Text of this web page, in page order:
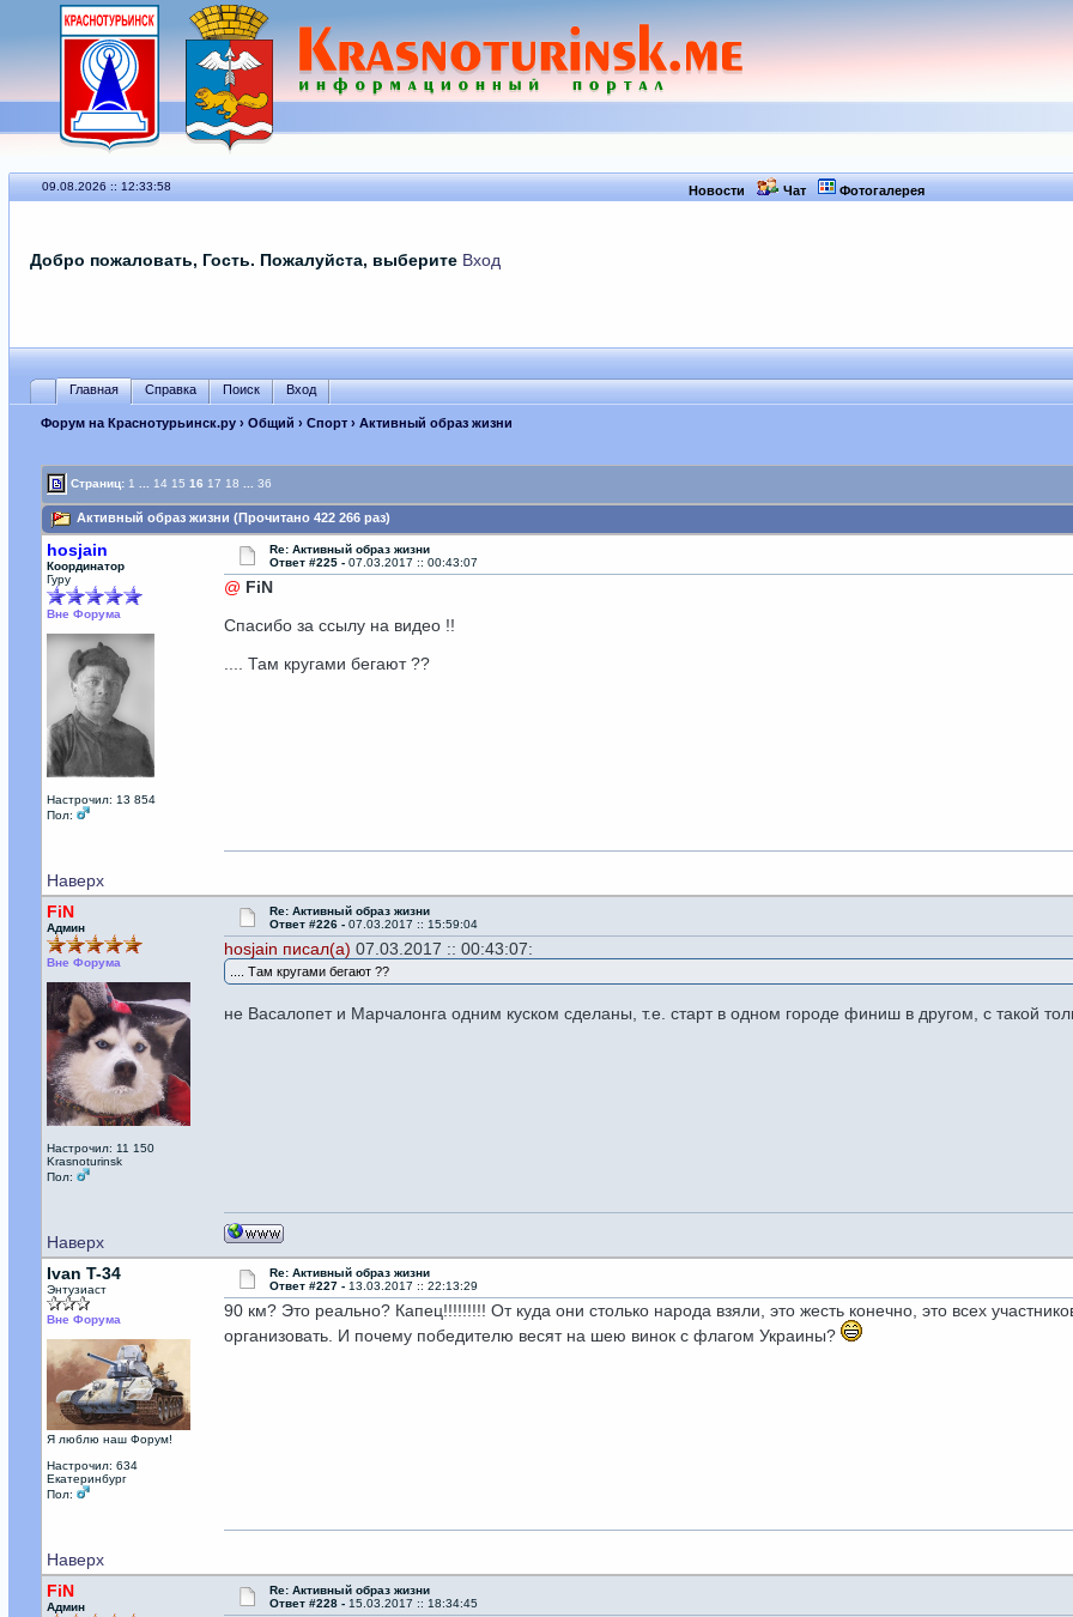
09.08.2026 :: 12:33:58 Новости Чат Фотогалерея
Добро пожаловать, Гость. Пожалуйста, выберите Вход
Главная Справка Поиск Вход
Форум на Краснотурьинск.ру› Общий › Спорт› Активный образ жизни
Страниц: 1 14 15 16 17 18 36
Активный образ жизни (Прочитано 422 266 раз)
hosjain
Координатор
Гуру
Вне Форума
Настрочил: 13 854
Пол:
Re: Активный образ жизни
Ответ #225 - 07.03.2017 :: 00:43:07
@ FiN
Спасибо за ссылу на видео !!
.... Там кругами бегают ??
Наверх
FiN
Админ
Вне Форума
Настрочил: 11 150
Krasnoturinsk
Пол:
Re: Активный образ жизни
Ответ #226 - 07.03.2017 :: 15:59:04
hosjain писал(а) 07.03.2017 :: 00:43:07:
.... Там кругами бегают ??
не Васалопет и Марчалонга одним куском сделаны, т.е. старт в одном городе финиш в другом, с такой
Наверх
Ivan T-34
Энтузиаст
Вне Форума
Я люблю наш Форум!
Настрочил: 634
Екатеринбург
Пол:
Re: Активный образ жизни
Ответ #227 - 13.03.2017 :: 22:13:29
90 км? Это реально? Капец!!!!!!!!! От куда они столько народа взяли, это жесть конечно, это всех
организовать. И почему победителю весят на шею винок с флагом Украины?
Наверх
FiN
Админ
Re: Активный образ жизни
Ответ #228 - 15.03.2017 :: 18:34:45